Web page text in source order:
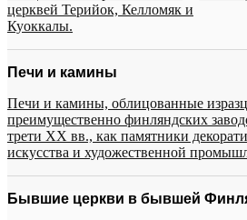
церквей Терийок, Келломяк и
Куоккалы.
Печи и камины
Печи и камины, облицованные
преимущественно финляндских
трети XX вв., как памятники
искусства и художественной
Бывшие церкви в бывшей